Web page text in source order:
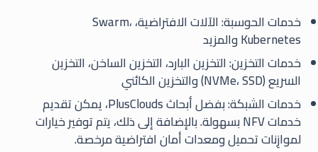
خدمات الحوسبة: الآلات الافتراضية، Swarm،
Kubernetes والمزيد
خدمات التخزين: التخزين البارد، التخزين الساخن، التخزين
السريع (NVMe، SSD) والتخزين الكائني
خدمات الشبكة: بفضل أبحاث PlusClouds، يمكن تقديم
خدمات NFV بسهولة. بالإضافة إلى ذلك، يتم توفير خيارات
لموازِنات تحميل ومعدات أمان افتراضية مرخصة.